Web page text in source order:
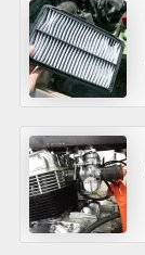
e
v
e
c
u
l
o